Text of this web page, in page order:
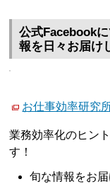
公式Facebook
報を日々お届け
お仕事効率研究
業務効率化のヒン
す！
旬な情報をお